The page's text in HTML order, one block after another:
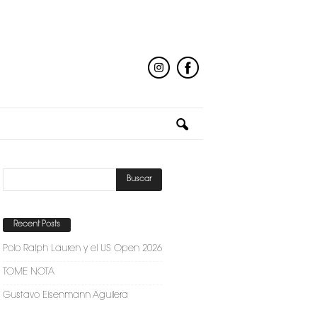
Recent Posts
Polo Ralph Lauren y el US Open 2026
TOME NOTA
Gustavo Eisenmann Aguilera